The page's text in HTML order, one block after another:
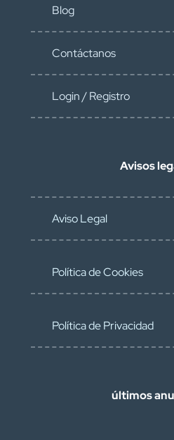
Blog
Contáctanos
Login / Registro
Avisos
Aviso Legal
Política de Cookies
Política de Privacidad
últimos